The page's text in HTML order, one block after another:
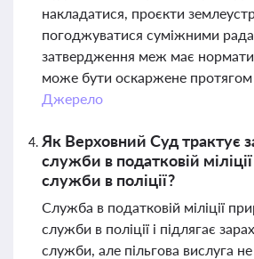
накладатися, проєкти
погоджуватися суміжними
затвердження меж має
може бути оскаржене протягом
Джерело
Як Верховний Суд трактує
служби в податковій
служби в поліції?
Служба в податковій міліції
служби в поліції і підлягає
служби, але пільгова вислуга